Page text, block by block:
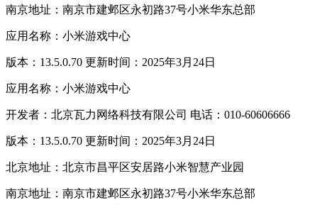
南京地址：南京市建邺区永初路37号小米华东总部
应用名称：小米游戏中心
版本：13.5.0.70 更新时间：2025年3月24日
应用名称：小米游戏中心
开发者：北京瓦力网络科技有限公司 电话：010-60606666
版本：13.5.0.70 更新时间：2025年3月24日
北京地址：北京市昌平区安居路小米智慧产业园
南京地址：南京市建邺区永初路37号小米华东总部